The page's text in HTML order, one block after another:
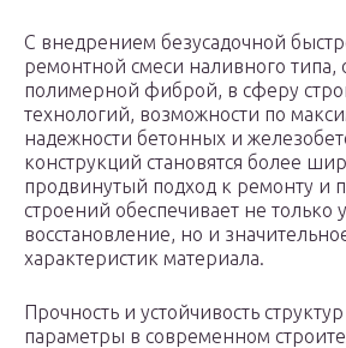
С внедрением безусадочной
ремонтной смеси наливного типа,
полимерной фиброй, в сферу
технологий, возможности по
надежности бетонных и
конструкций становятся более
продвинутый подход к ремонту и
строений обеспечивает не только
восстановление, но и
характеристик материала.
Прочность и устойчивость
параметры в современном